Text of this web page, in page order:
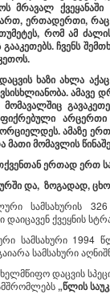
მრავალქვეყანაში
, ერთადერთი, რაც
უმეტეს, რომამ
გააკეთებს.ჩვენს
.
ხაზი ახლა აქაც
.ამავე
მომავალშიც
არცერთი
.ამაზე
მათიმომავლისწინაშე
ერთადერთ
და, ზოგადად,
სამსახურის
ქვეყნის
სამსახური 1994
სამსახური
დაცვის
„წლის